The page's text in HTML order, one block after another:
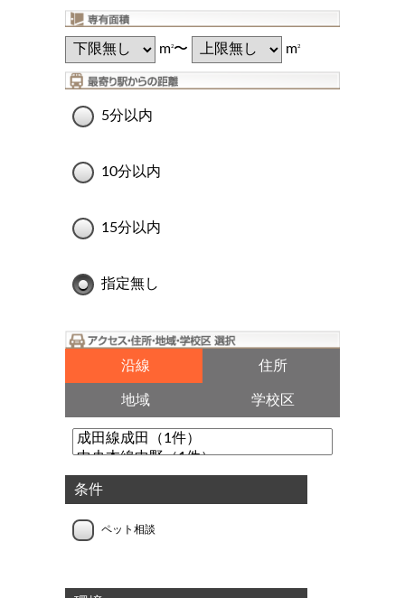
m2〜 m2
5分以内
10分以内
15分以内
指定無し
沿線 住所
地域 学校区
条件
ペット相談